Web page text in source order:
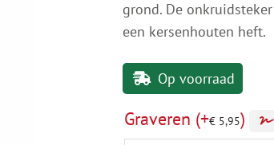
grond. De
een kersenhouten heft.
Op voorraad
Graveren (+€ 5,95)